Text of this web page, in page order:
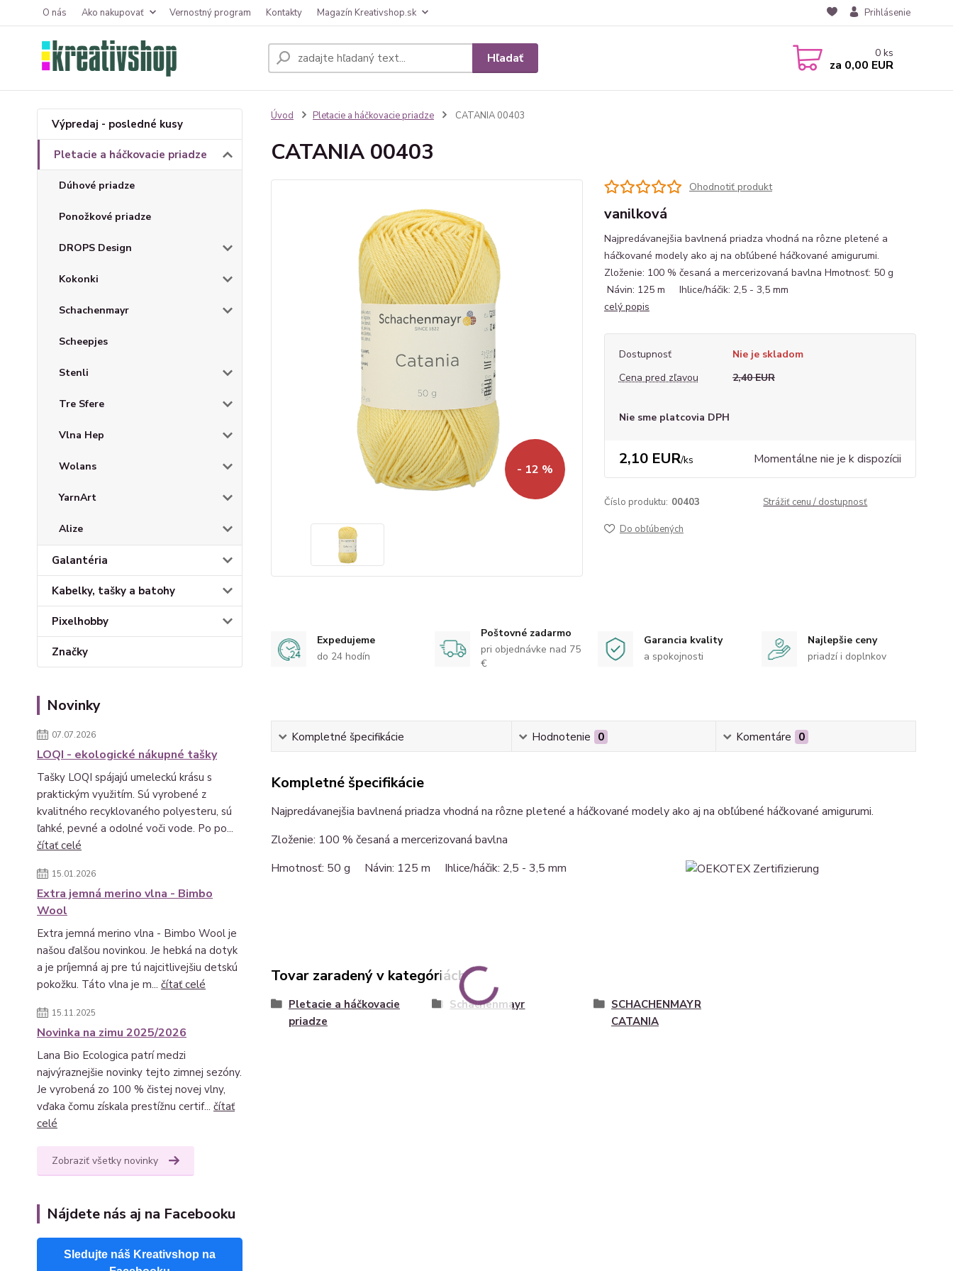
O nás Ako nakupovať Vernostný program Kontakty Magazín Kreativshop.sk Prihlásenie
Hľadať 0 ks
za 0,00 EUR
Výpredaj - posledné kusy
Pletacie a háčkovacie priadze
Dúhové priadze
Ponožkové priadze
DROPS Design
Kokonki
Schachenmayr
Scheepjes
Stenli
Tre Sfere
Vlna Hep
Wolans
YarnArt
Alize
Galantéria
Kabelky, tašky a batohy
Pixelhobby
Značky
Novinky
07.07.2026
LOQI - ekologické nákupné tašky
Tašky LOQI spájajú umeleckú krásu s
praktickým využitím. Sú vyrobené z
kvalitného recyklovaného polyesteru, sú
ľahké, pevné a odolné voči vode. Po po...
čítať celé
15.01.2026
Extra jemná merino vlna - Bimbo
Wool
Extra jemná merino vlna - Bimbo Wool je
našou ďalšou novinkou. Je hebká na dotyk
a je príjemná aj pre tú najcitlivejšiu detskú
pokožku. Táto vlna je m... čítať celé
15.11.2025
Novinka na zimu 2025/2026
Lana Bio Ecologica patrí medzi
najvýraznejšie novinky tejto zimnej sezóny.
Je vyrobená zo 100 % čistej novej vlny,
vďaka čomu získala prestížnu certif... čítať
celé
Zobraziť všetky novinky
Nájdete nás aj na Facebooku
Sledujte náš Kreativshop na
Úvod Pletacie a háčkovacie priadze CATANIA 00403
CATANIA 00403
- 12 %
Ohodnotiť produkt
vanilková
Najpredávanejšia bavlnená priadza vhodná na rôzne pletené a
háčkované modely ako aj na obľúbené háčkované amigurumi.
Zloženie: 100 % česaná a mercerizovaná bavlna Hmotnosť: 50 g
Návin: 125 m Ihlice/háčik: 2,5 - 3,5 mm
celý popis
Dostupnosť
Nie je skladom
Cena pred zľavou
2,40 EUR
Nie sme platcovia DPH
2,10 EUR/ks Momentálne nie je k dispozícii
Číslo produktu: 00403 Strážiť cenu / dostupnosť
Do obľúbených
Expedujeme
do 24 hodín
Poštovné zadarmo
pri objednávke nad 75
€
Garancia kvality
a spokojnosti
Najlepšie ceny
priadzí i doplnkov
Kompletné špecifikácie Hodnotenie 0 Komentáre 0
Kompletné špecifikácie
Najpredávanejšia bavlnená priadza vhodná na rôzne pletené a háčkované modely ako aj na obľúbené háčkované amigurumi.
Zloženie: 100 % česaná a mercerizovaná bavlna
Hmotnosť: 50 g Návin: 125 m Ihlice/háčik: 2,5 - 3,5 mm
Tovar zaradený v kategóriách
Pletacie a háčkovacie
priadze
Schachenmayr
SCHACHENMAYR
CATANIA